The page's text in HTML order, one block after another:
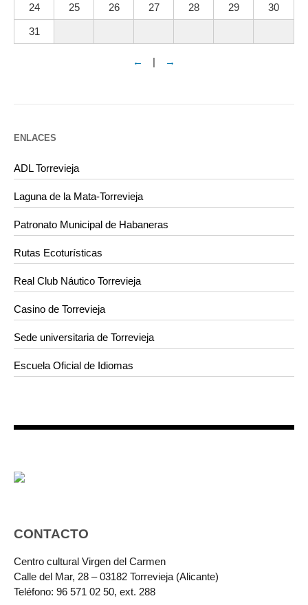
24 25 26 27 28 29 30
31
← | →
ENLACES
ADL Torrevieja
Laguna de la Mata-Torrevieja
Patronato Municipal de Habaneras
Rutas Ecoturísticas
Real Club Náutico Torrevieja
Casino de Torrevieja
Sede universitaria de Torrevieja
Escuela Oficial de Idiomas
CONTACTO
Centro cultural Virgen del Carmen
Calle del Mar, 28 – 03182 Torrevieja (Alicante)
Teléfono: 96 571 02 50, ext. 288